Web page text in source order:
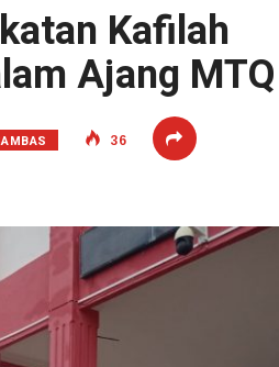
Kafilah
Ajang MTQ
36